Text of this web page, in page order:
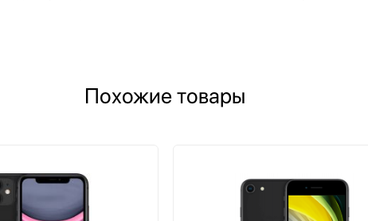
Похожие товары